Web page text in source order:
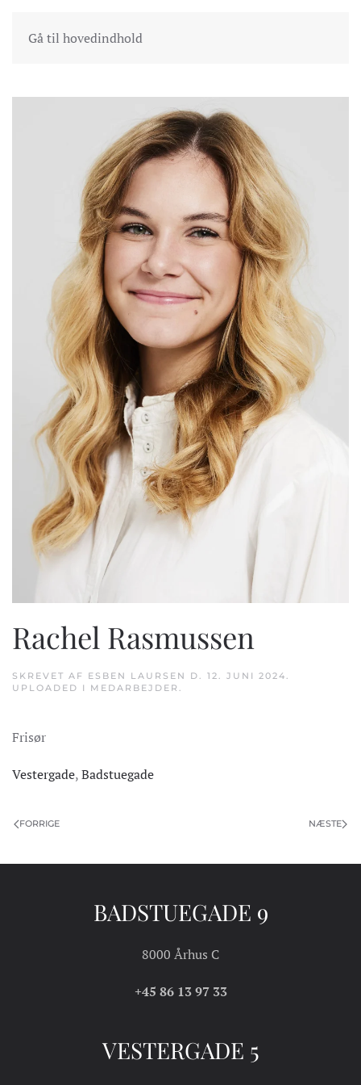
Gå til hovedindholdINDKØBSKURV
Rachel Rasmussen
SKREVET AF ESBEN LAURSEN D. 12. JUNI 2024.
UPLOADED I MEDARBEJDER .
Frisør
Vestergade,Badstuegade
FORRIGE NÆSTE
BADSTUEGADE 9
8000 Århus C
+45 86 13 97 33
VESTERGADE 5